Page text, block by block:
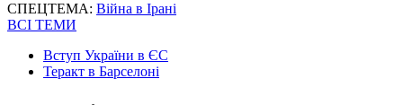
СПЕЦТЕМА: Війна в Ірані
ВСІ ТЕМИ
Вступ України в ЄС
Теракт в Барселоні